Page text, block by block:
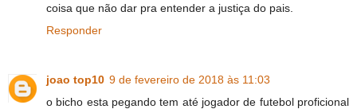
coisa que não dar pra entender a justiça do pais.
Responder
joao top10 9 de fevereiro de 2018 às 11:03
o bicho esta pegando tem até jogador de futebol proficional